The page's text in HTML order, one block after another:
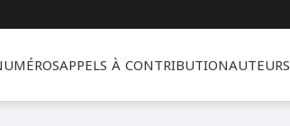
APPELS À CONTRIBUTIONAUTEURS